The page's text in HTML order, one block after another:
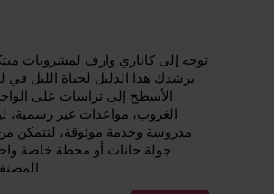
توجه إلى كاناري وارف لمشروبات
يرشدك هذا الدليل لحياة الليل في
الأسطح إلى تراسات على
الغروب، مواعدات غير رسمية،
مدروسة وخدمة موثوقة، لتتمكن
جولة حانات أو محطة خاصة
المصنفة في لندن، يحافظ هذا الدليل على التوصيات بسيطة ومحلية ومفيدة.